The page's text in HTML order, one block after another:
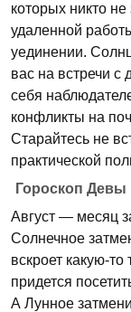
которых никто
удаленной
уединении.
вас на встречи с
себя
конфликты на
Старайтесь не
практической
Гороскоп Девы
Август — месяц
Солнечное
вскроет какую-
придется
А Лунное